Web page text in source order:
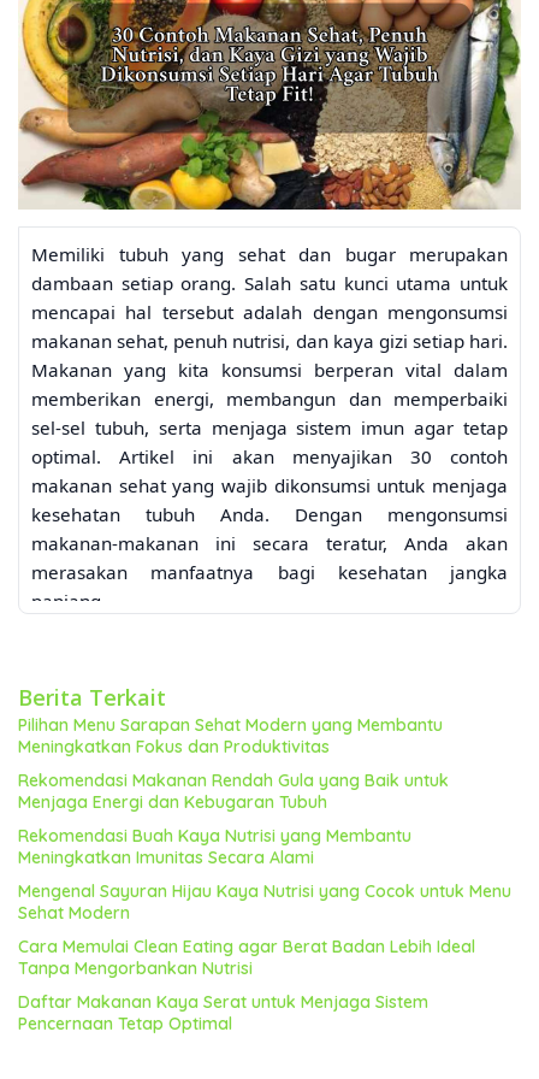
Memiliki tubuh yang sehat dan bugar merupakan
dambaan setiap orang. Salah satu kunci utama untuk
mencapai hal tersebut adalah dengan mengonsumsi
makanan sehat, penuh nutrisi, dan kaya gizi setiap hari.
Makanan yang kita konsumsi berperan vital dalam
memberikan energi, membangun dan memperbaiki
sel-sel tubuh, serta menjaga sistem imun agar tetap
optimal. Artikel ini akan menyajikan 30 contoh
makanan sehat yang wajib dikonsumsi untuk menjaga
kesehatan tubuh Anda. Dengan mengonsumsi
makanan-makanan ini secara teratur, Anda akan
merasakan manfaatnya bagi kesehatan jangka
panjang.
Berikut adalah 30 contoh makanan sehat, penuh
nutrisi, dan kaya gizi yang direkomendasikan untuk
dikonsumsi setiap hari agar tubuh tetap fit. Daftar ini
mencakup berbagai jenis makanan untuk memastikan
Anda mendapatkan beragam nutrisi yang dibutuhkan
tubuh.
Sayuran Hijau
Bayam: Kaya akan zat besi, vitamin A, dan vitamin K,
Kangkung:Sumber beta-karoten, vitamin C, dan
mineral penting lainnya. Membantu meningkatkan
sistem imun.
Berita Terkait
Pilihan Menu Sarapan Sehat Modern yang Membantu
Meningkatkan Fokus dan Produktivitas
Rekomendasi Makanan Rendah Gula yang Baik untuk
Menjaga Energi dan Kebugaran Tubuh
Rekomendasi Buah Kaya Nutrisi yang Membantu
Meningkatkan Imunitas Secara Alami
Mengenal Sayuran Hijau Kaya Nutrisi yang Cocok untuk Menu
Sehat Modern
Cara Memulai Clean Eating agar Berat Badan Lebih Ideal
Tanpa Mengorbankan Nutrisi
Daftar Makanan Kaya Serat untuk Menjaga Sistem
Pencernaan Tetap Optimal